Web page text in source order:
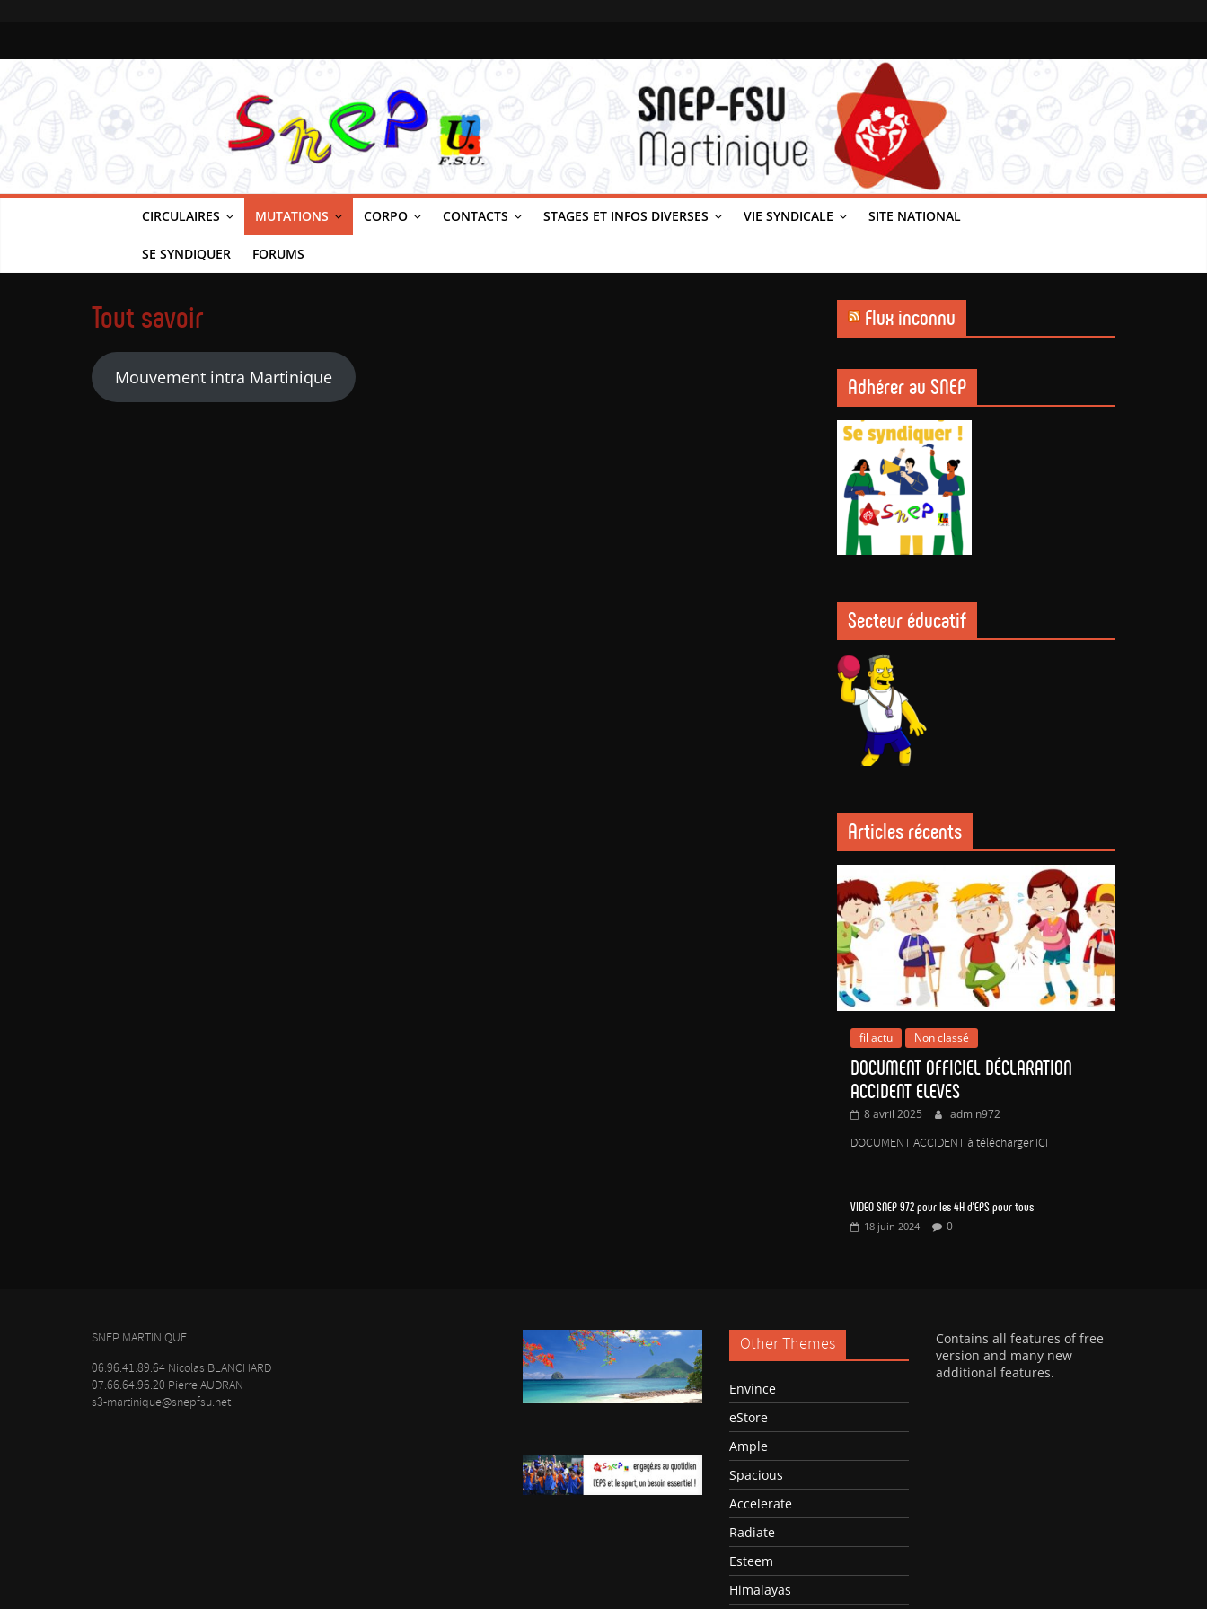
au
contenu
Snepfsu-
martinique
CIRCULAIRES MUTATIONS CORPO CONTACTS STAGES ET INFOS DIVERSES VIE SYNDICALE SITE NATIONAL
SE SYNDIQUER FORUMS
Tout savoir
Mouvement intra Martinique
Flux inconnu
Adhérer au SNEP
Secteur éducatif
Articles récents
fil actu Non classé
DOCUMENT OFFICIEL DÉCLARATION
ACCIDENT ELEVES
8 avril 2025 admin972
DOCUMENT ACCIDENT à télécharger ICI
VIDEO SNEP 972 pour les 4H d’EPS pour tous
18 juin 2024 0
SNEP MARTINIQUE
06.96.41.89.64 Nicolas BLANCHARD
07.66.64.96.20 Pierre AUDRAN
s3-martinique@snepfsu.net
Other Themes
Envince
eStore
Ample
Spacious
Accelerate
Radiate
Esteem
Himalayas
Contains all features of free
version and many new
additional features.